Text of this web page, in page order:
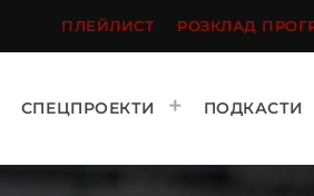
ПЛЕЙЛИСТ РОЗКЛАД
СПЕЦПРОЕКТИ ПОДКАСТИ